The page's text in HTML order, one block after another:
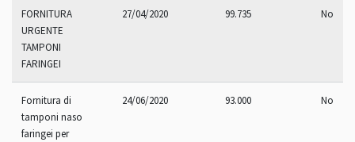
FORNITURA
URGENTE
TAMPONI
FARINGEI
27/04/2020 99.735 No
Fornitura di
tamponi naso
faringei per
24/06/2020 93.000 No